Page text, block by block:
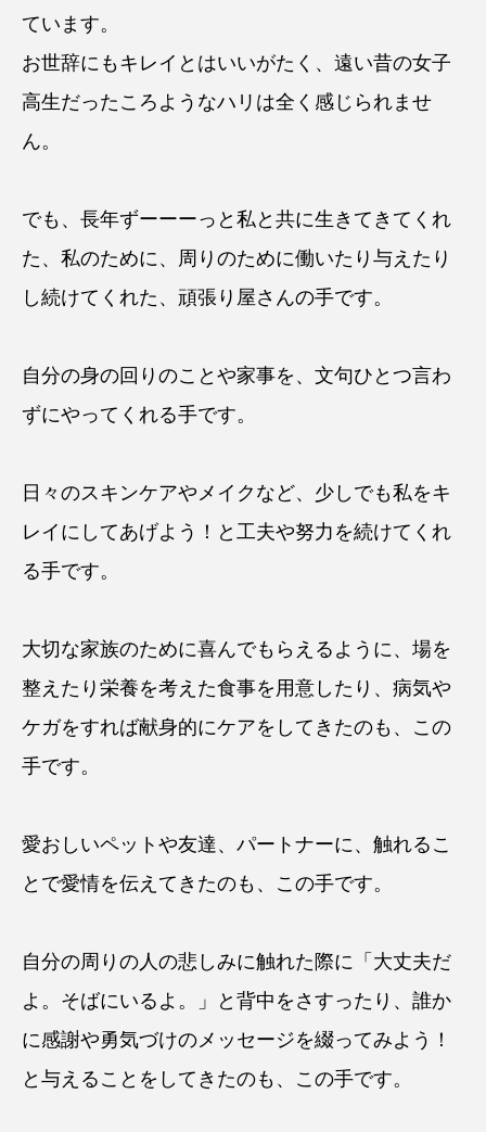
ています。
お世辞にもキレイとはいいがたく、遠い昔の女子
高生だったころようなハリは全く感じられませ
ん。
でも、長年ずーーーっと私と共に生きてきてくれ
た、私のために、周りのために働いたり与えたり
し続けてくれた、頑張り屋さんの手です。
自分の身の回りのことや家事を、文句ひとつ言わ
ずにやってくれる手です。
日々のスキンケアやメイクなど、少しでも私をキ
レイにしてあげよう！と工夫や努力を続けてくれ
る手です。
大切な家族のために喜んでもらえるように、場を
整えたり栄養を考えた食事を用意したり、病気や
ケガをすれば献身的にケアをしてきたのも、この
手です。
愛おしいペットや友達、パートナーに、触れるこ
とで愛情を伝えてきたのも、この手です。
自分の周りの人の悲しみに触れた際に「大丈夫だ
よ。そばにいるよ。」と背中をさすったり、誰か
に感謝や勇気づけのメッセージを綴ってみよう！
と与えることをしてきたのも、この手です。